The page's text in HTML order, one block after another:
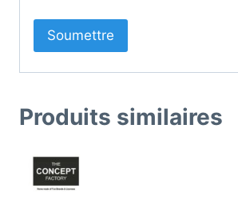
Produits similaires